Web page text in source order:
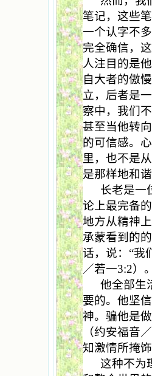
笔记，这些
一个认字不
完全确信，
人注目的是
自大者的傲
立，后者是
察中，我们
甚至当他转
的可信感。
里，也不是
是那样地和
长老是一
论上最完备
地方从精神
承蒙看到的
话，说：“我
／若一3:2）
他全部生
要的。他坚
神。骗他是
（约安福音
知激情所掩
这种不为